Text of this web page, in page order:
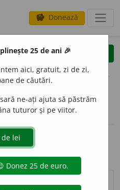
savings Donează
clear
opțiuni
(50)
25 de ani 🎉
aici, gratuit, zi de zi,
de căutări.
ne-ați ajuta să păstrăm
tuturor și pe viitor.